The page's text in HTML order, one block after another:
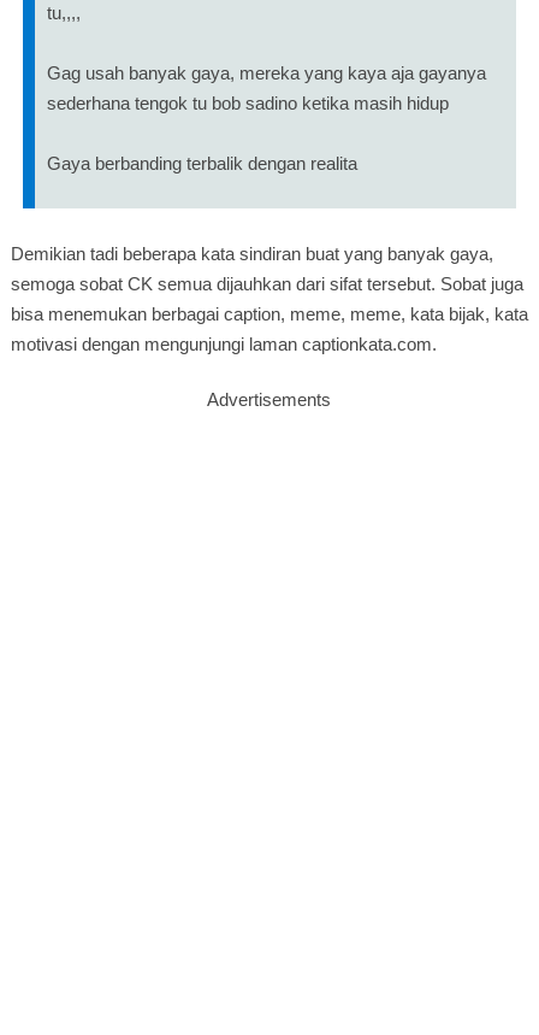
tu,,,,
Gag usah banyak gaya, mereka yang kaya aja gayanya
sederhana tengok tu bob sadino ketika masih hidup
Gaya berbanding terbalik dengan realita
Demikian tadi beberapa kata sindiran buat yang banyak gaya,
semoga sobat CK semua dijauhkan dari sifat tersebut. Sobat juga
bisa menemukan berbagai caption, meme, meme, kata bijak, kata
motivasi dengan mengunjungi laman captionkata.com.
Advertisements